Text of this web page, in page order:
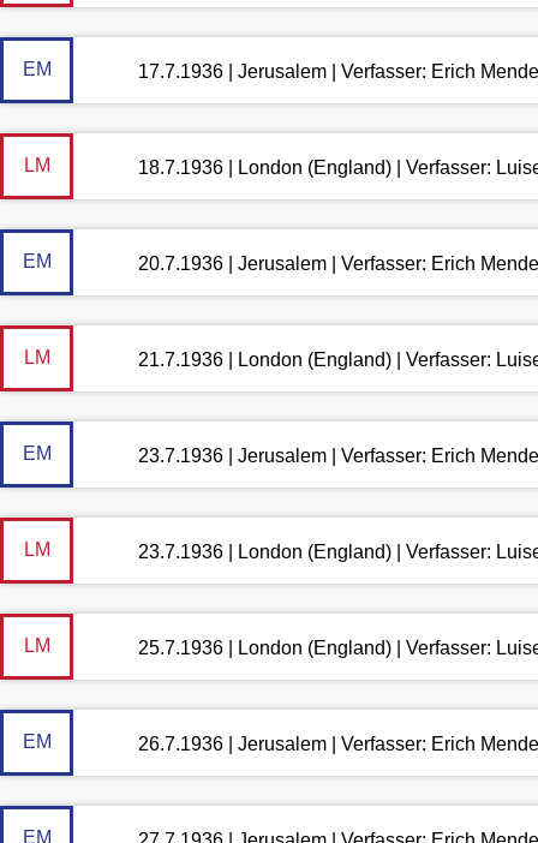
EM 17.7.1936 | Jerusalem | Verfasser: Erich
LM 18.7.1936 | London (England) | Verfasser:
EM 20.7.1936 | Jerusalem | Verfasser: Erich
LM 21.7.1936 | London (England) | Verfasser:
EM 23.7.1936 | Jerusalem | Verfasser: Erich
LM 23.7.1936 | London (England) | Verfasser:
LM 25.7.1936 | London (England) | Verfasser:
EM 26.7.1936 | Jerusalem | Verfasser: Erich
EM